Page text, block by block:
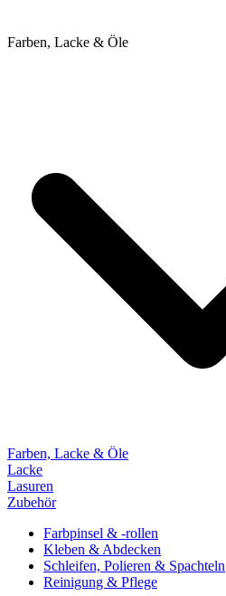
Farben, Lacke & Öle
Farben, Lacke & Öle
Lacke
Lasuren
Zubehör
Farbpinsel & -rollen
Kleben & Abdecken
Schleifen, Polieren & Spachteln
Reinigung & Pflege